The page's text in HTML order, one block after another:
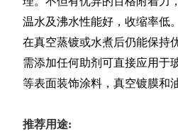
温水及沸水性能好，收缩率低
在真空蒸镀或水煮后仍能保持
需添加任何助剂可直接应用于
等表面装饰涂料，真空镀膜和
推荐用途: